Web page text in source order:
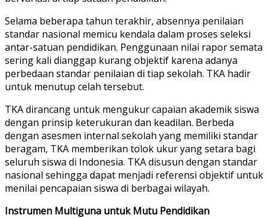
Selama beberapa tahun terakhir, absennya penilaian
standar nasional memicu kendala dalam proses seleksi
antar-satuan pendidikan. Penggunaan nilai rapor semata
sering kali dianggap kurang objektif karena adanya
perbedaan standar penilaian di tiap sekolah. TKA hadir
untuk menutup celah tersebut.
TKA dirancang untuk mengukur capaian akademik siswa
dengan prinsip keterukuran dan keadilan. Berbeda
dengan asesmen internal sekolah yang memiliki standar
beragam, TKA memberikan tolok ukur yang setara bagi
seluruh siswa di Indonesia. TKA disusun dengan standar
nasional sehingga dapat menjadi referensi objektif untuk
menilai pencapaian siswa di berbagai wilayah.
Instrumen Multiguna untuk Mutu Pendidikan